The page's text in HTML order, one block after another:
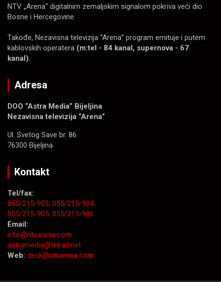
NTV „Arena“ digitalnim zemaljskim signalom pokriva veći dio
Bosne i Hercegovine.
Takođe, Nezavisna televizija “Arena” program emituje i putem
kablovskih operatera (m:tel - 84 kanal, supernova - 67
kanal).
Adresa
DOO “Astra Media” Bijeljina
Nezavisna televizija “Arena”
Ul. Svetog Save br. 86.
76300 Bijeljina
Kontakt
Tel/fax:
055/215-903; 055/215-904
055/215-905; 055/215-906
Email:
info@ntvarena.com
astramedia@telrad.net
Web: desk@ntvarena.com